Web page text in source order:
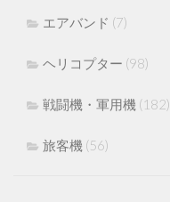
エアバンド (7)
ヘリコプター (98)
戦闘機・軍用機 (182)
旅客機 (56)